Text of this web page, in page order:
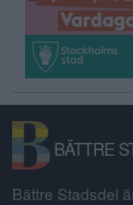
BÄTTRE
Bättre Stadsdel